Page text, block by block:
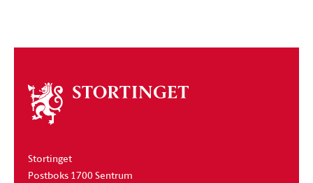
Om
stortinget
Stortinget
Postboks 1700 Sentrum